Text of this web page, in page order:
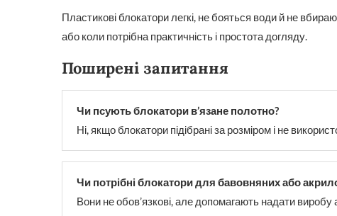
Пластикові блокатори легкі, не бояться води й не
або коли потрібна практичність і простота догляду.
Поширені запитання
Чи псують блокатори в’язане полотно?
Ні, якщо блокатори підібрані за розміром і не
Чи потрібні блокатори для бавовняних або
Вони не обов’язкові, але допомагають надати